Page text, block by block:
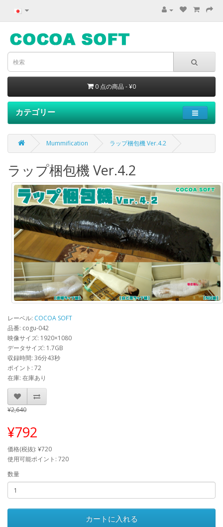
0 点の商品 - ¥0
カテゴリー
Mummification ラップ梱包機 Ver.4.2
ラップ梱包機 Ver.4.2
レーベル: COCOA SOFT
品番: cogu-042
映像サイズ: 1920×1080
データサイズ: 1.7GB
収録時間: 36分43秒
ポイント: 72
在庫: 在庫あり
¥2,640
¥792
価格(税抜): ¥720
使用可能ポイント: 720
数量
カートに入れる